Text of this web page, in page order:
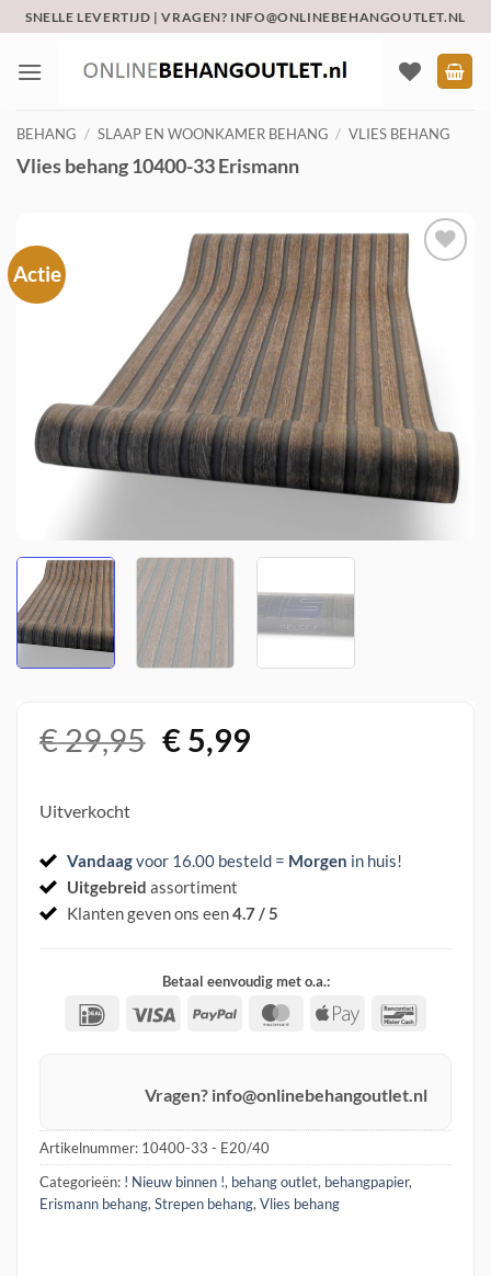
naar
inhoud
SNELLE LEVERTIJD | VRAGEN? INFO@ONLINEBEHANGOUTLET.NL
BEHANG / SLAAP EN WOONKAMER BEHANG / VLIES BEHANG
Vlies behang 10400-33 Erismann
Actie
Toevoegen
verlanglijst
€29,95 Oorspronkelijke
€5,99Huidige
Uitverkocht
Vandaagvoor 16.00 besteld = Morgen in huis!
Uitgebreid assortiment
Klanten geven ons een4.7 / 5
Betaal eenvoudig met o.a.:
IDeal Visa PayPal MasterCard
Apple
Vragen? info@onlinebehangoutlet.nl
Artikelnummer: 10400-33 - E20/40
Categorieën: ! Nieuw binnen !, behang outlet, behangpapier,
Erismann behang,Strepen behang,Vlies behang